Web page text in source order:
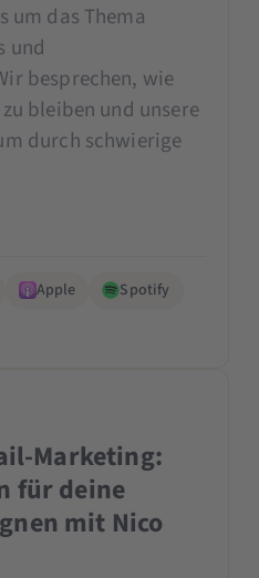
um das Thema
und
besprechen, wie
bleiben und unsere
durch schwierige
Apple
Spotify
Marketing:
für deine
mit Nico